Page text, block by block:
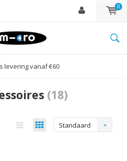
0
levering vanaf €60
(18)
Standaard